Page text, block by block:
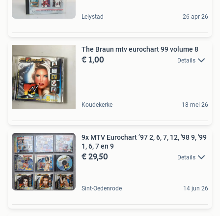
Lelystad 26 apr 26
The Braun mtv eurochart 99 volume 8
€ 1,00 Details
Koudekerke 18 mei 26
9x MTV Eurochart ’97 2, 6, 7, 12, '98 9, '99
1, 6, 7 en 9
€ 29,50 Details
Sint-Oedenrode 14 jun 26